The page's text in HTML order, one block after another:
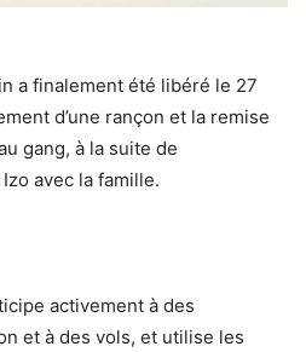
a finalement été libéré le 27
d’une rançon et la remise
gang, à la suite de
avec la famille.
activement à des
et à des vols, et utilise les